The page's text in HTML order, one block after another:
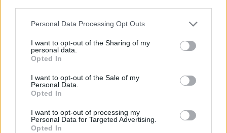
Personal Data Processing Opt Outs
I want to opt-out of the Sharing of my
personal data.
Opted In
I want to opt-out of the Sale of my
Personal Data.
Opted In
I want to opt-out of processing my
Personal Data for Targeted Advertising.
Opted In